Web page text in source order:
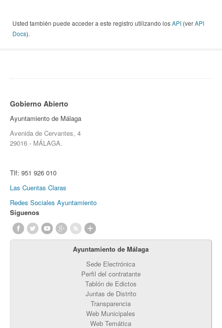
Usted también puede acceder a este registro utilizando losAPI (verAPI
Docs).
Gobierno Abierto
Ayuntamiento de Málaga
Avenida de Cervantes, 4
29016 - MÁLAGA.
Tlf: 951 926 010
Las Cuentas Claras
Redes Sociales Ayuntamiento
Síguenos
Ayuntamiento de Málaga
Sede Electrónica
Perfil del contratante
Tablón de Edictos
Juntas de Distrito
Transparencia
Web Municipales
Web Temática